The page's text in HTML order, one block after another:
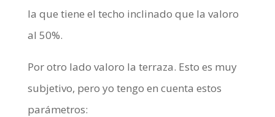
la que tiene el techo inclinado que la valoro
al 50%.
Por otro lado valoro la terraza. Esto es muy
subjetivo, pero yo tengo en cuenta estos
parámetros: